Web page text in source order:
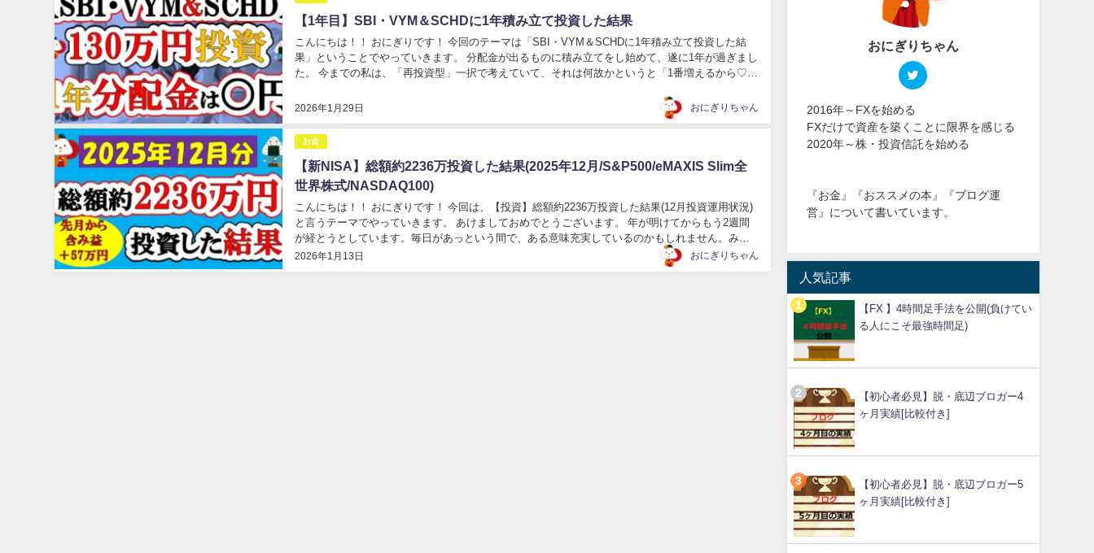
【1年目】SBI・VYM＆SCHDに1年積み立て投資した結果
2026年1月29日
こんにちは！！ おにぎりです！ 今回のテーマは「SBI・VYM＆SCHDに1年積み立て投資した結
果」ということでやっていきます。 分配金が出るものに積み立てをし始めて、遂に1年が過ぎまし
た。 今までの私は、「再投資型」一択で考えていて、それは何故かというと「1番増えるから♡」
おにぎりちゃん
お金
【新NISA】総額約2236万投資した結果(2025年12月/S&P500/eMAXIS Slim全
世界株式/NASDAQ100)
2026年1月13日
こんにちは！！ おにぎりです！ 今回は、【投資】総額約2236万投資した結果(12月投資運用状況)
と言うテーマでやっていきます。 あけましておめでとうございます。 年が明けてからもう2週間
が経とうとしています。毎日があっという間で、ある意味充実しているのかもしれません。みな
さんは、仕事が始まってどうですか？ YouTu...
おにぎりちゃん
おにぎりちゃん
2016年～FXを始める
FXだけで資産を築くことに限界を感じる
2020年～株・投資信託を始める
『お金』『おススメの本』『ブログ運
営』について書いています。
人気記事
【FX 】4時間足手法を公開(負けてい
る人にこそ最強時間足)
【初心者必見】脱・底辺ブロガー4
ヶ月実績[比較付き]
【初心者必見】脱・底辺ブロガー5
ヶ月実績[比較付き]